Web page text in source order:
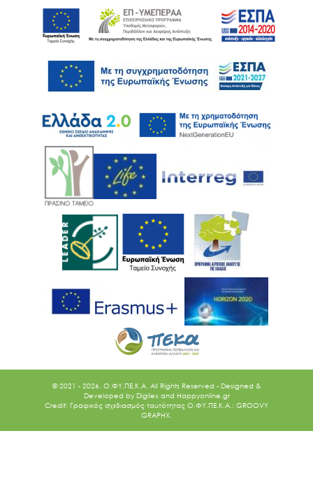
Ακολουθήστε μας
© 2021 - 2026. O.ΦΥ.ΠΕ.Κ.Α. All Rights Reserved - Designed &
Developed by Digilex and Happyonline.gr
Credit: Γραφικός σχεδιασμός ταυτότητας Ο.ΦΥ.ΠΕ.Κ.Α.: GROOVY
GRAPHX.